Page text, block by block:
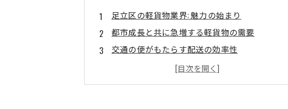
足立区の軽貨物業界: 魅力の始まり
都市成長と共に急増する軽貨物の需要
交通の便がもたらす配送の効率性
安定した収入を得るチャンスがここに
足立区の軽貨物業界: 成功するための秘訣